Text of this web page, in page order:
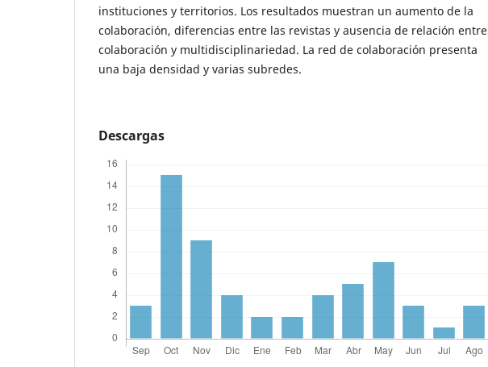
instituciones y territorios. Los resultados muestran un aumento de la
colaboración, diferencias entre las revistas y ausencia de relación entre
colaboración y multidisciplinariedad. La red de colaboración presenta
una baja densidad y varias subredes.
Descargas